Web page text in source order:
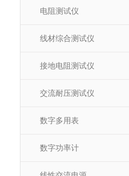
电阻测试仪
线材综合测试仪
接地电阻测试仪
交流耐压测试仪
数字多用表
数字功率计